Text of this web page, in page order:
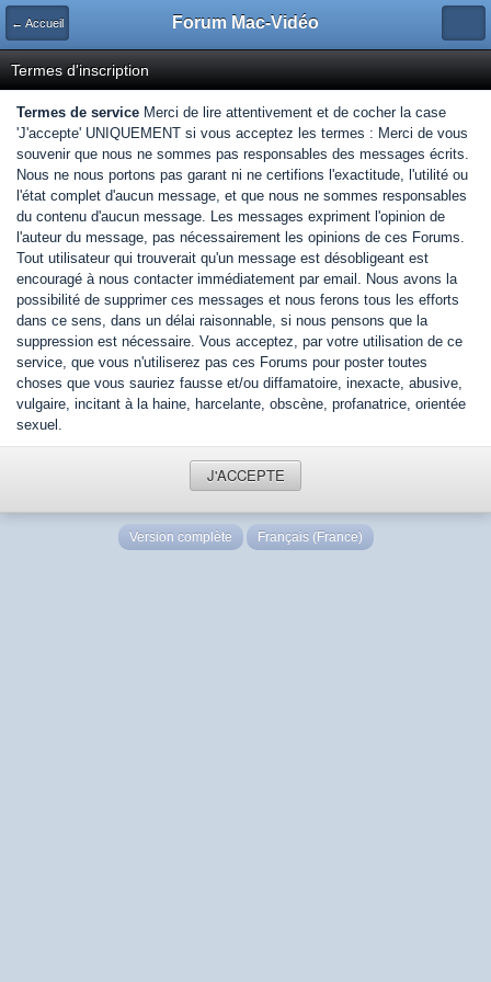
← Accueil Forum Mac-Vidéo
Termes d'inscription
Termes de service Merci de lire attentivement et de cocher la case
'J'accepte' UNIQUEMENT si vous acceptez les termes : Merci de vous
souvenir que nous ne sommes pas responsables des messages écrits.
Nous ne nous portons pas garant ni ne certifions l'exactitude, l'utilité ou
l'état complet d'aucun message, et que nous ne sommes responsables
du contenu d'aucun message. Les messages expriment l'opinion de
l'auteur du message, pas nécessairement les opinions de ces Forums.
Tout utilisateur qui trouverait qu'un message est désobligeant est
encouragé à nous contacter immédiatement par email. Nous avons la
possibilité de supprimer ces messages et nous ferons tous les efforts
dans ce sens, dans un délai raisonnable, si nous pensons que la
suppression est nécessaire. Vous acceptez, par votre utilisation de ce
service, que vous n'utiliserez pas ces Forums pour poster toutes
choses que vous sauriez fausse et/ou diffamatoire, inexacte, abusive,
vulgaire, incitant à la haine, harcelante, obscène, profanatrice, orientée
sexuel.
J'ACCEPTE
Version complète Français (France)